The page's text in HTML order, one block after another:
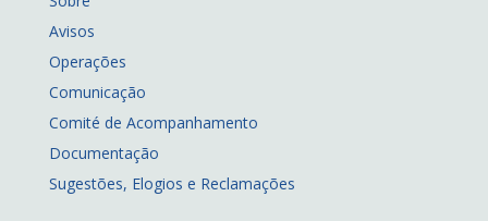
Avisos
Operações
Comunicação
Comité de Acompanhamento
Documentação
Sugestões, Elogios e Reclamações